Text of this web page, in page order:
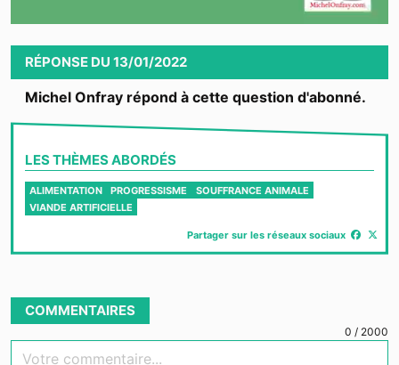
Video
RÉPONSE DU 13/01/2022
Michel Onfray répond à cette question d'abonné.
LES THÈMES ABORDÉS
ALIMENTATION PROGRESSISME
SOUFFRANCE ANIMALE
VIANDE ARTIFICIELLE
Partager sur les réseaux sociaux
COMMENTAIRES
0 / 2000
Votre commentaire...